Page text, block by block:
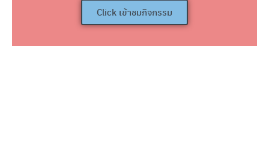
Click เข้าชมกิจกรรม